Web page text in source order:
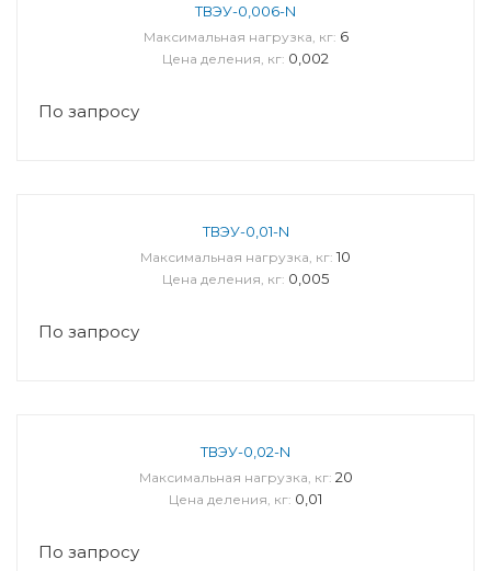
ТВЭУ-0,006-N
Максимальная нагрузка, кг: 6
Цена деления, кг: 0,002
По запросу
ТВЭУ-0,01-N
Максимальная нагрузка, кг: 10
Цена деления, кг: 0,005
По запросу
ТВЭУ-0,02-N
Максимальная нагрузка, кг: 20
Цена деления, кг: 0,01
По запросу